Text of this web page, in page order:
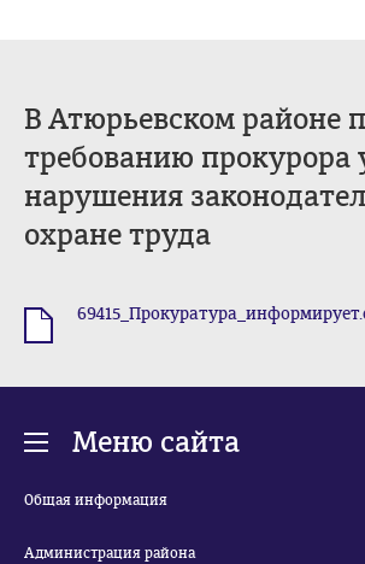
В Атюрьевском районе
требованию прокурора
нарушения
охране труда
Меню сайта
Общая информация
Администрация района